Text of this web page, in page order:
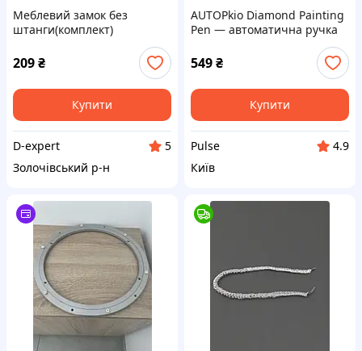
Меблевий замок без
штанги(комплект)
209₴
Купити
D-expert
5
Золочівський р-н
AUTOPkio Diamond Painting
Pen — автоматична ручка
549₴
Купити
Pulse
4.9
Київ